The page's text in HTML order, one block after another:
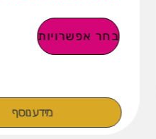
בחר אפשרויות
מידע נוסף